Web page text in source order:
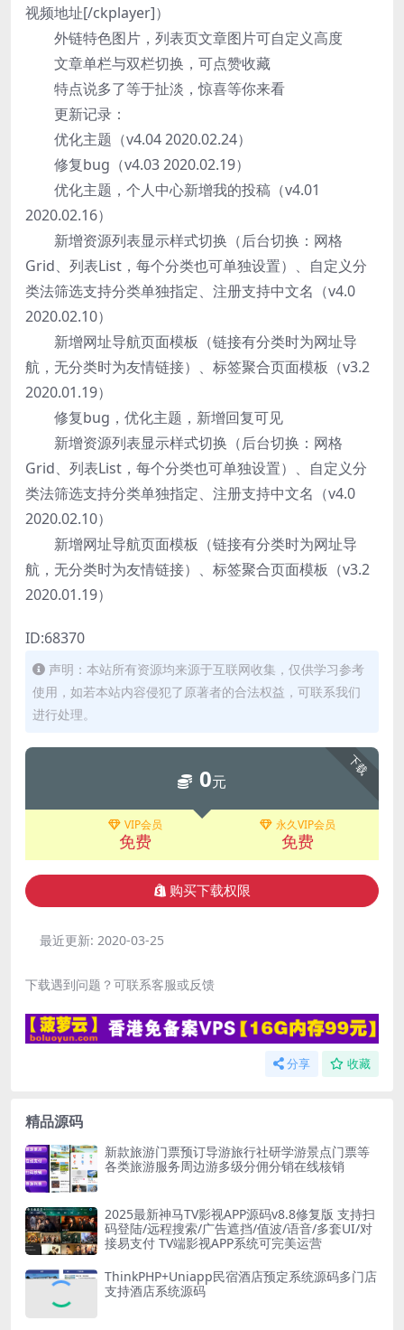
视频地址[/ckplayer]）
外链特色图片，列表页文章图片可自定义高度
文章单栏与双栏切换，可点赞收藏
特点说多了等于扯淡，惊喜等你来看
更新记录：
优化主题（v4.04 2020.02.24）
修复bug（v4.03 2020.02.19）
优化主题，个人中心新增我的投稿（v4.01
2020.02.16）
新增资源列表显示样式切换（后台切换：网格
Grid、列表List，每个分类也可单独设置）、自定义分
类法筛选支持分类单独指定、注册支持中文名（v4.0
2020.02.10）
新增网址导航页面模板（链接有分类时为网址导
航，无分类时为友情链接）、标签聚合页面模板（v3.2
2020.01.19）
修复bug，优化主题，新增回复可见
新增资源列表显示样式切换（后台切换：网格
Grid、列表List，每个分类也可单独设置）、自定义分
类法筛选支持分类单独指定、注册支持中文名（v4.0
2020.02.10）
新增网址导航页面模板（链接有分类时为网址导
航，无分类时为友情链接）、标签聚合页面模板（v3.2
2020.01.19）
ID:68370
声明：本站所有资源均来源于互联网收集，仅供学习参考
使用，如若本站内容侵犯了原著者的合法权益，可联系我们
进行处理。
下载
0元
VIP会员
免费
永久VIP会员
免费
购买下载权限
最近更新: 2020-03-25
下载遇到问题？可联系客服或反馈
分享 收藏
精品源码
新款旅游门票预订导游旅行社研学游景点门票等
各类旅游服务周边游多级分佣分销在线核销
2025最新神马TV影视APP源码v8.8修复版 支持扫
码登陆/远程搜索/广告遮挡/值波/语音/多套UI/对
接易支付 TV端影视APP系统可完美运营
ThinkPHP+Uniapp民宿酒店预定系统源码多门店
支持酒店系统源码